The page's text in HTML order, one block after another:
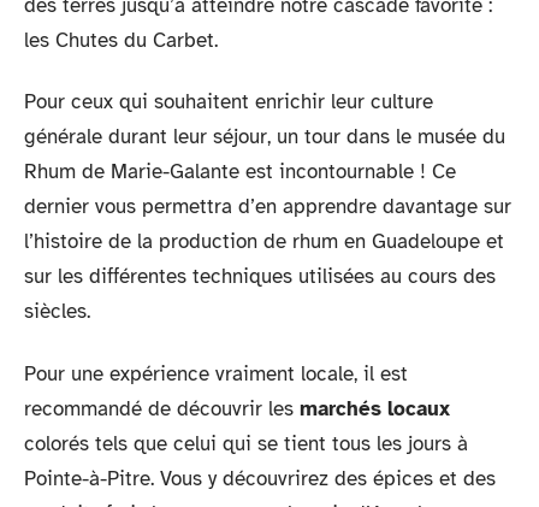
les Chutes du Carbet.
Pour ceux qui souhaitent enrichir leur culture
générale durant leur séjour, un tour dans le musée du
Rhum de Marie-Galante est incontournable ! Ce
dernier vous permettra d’en apprendre davantage sur
l’histoire de la production de rhum en Guadeloupe et
sur les différentes techniques utilisées au cours des
siècles.
Pour une expérience vraiment locale, il est
recommandé de découvrir les marchés locaux
colorés tels que celui qui se tient tous les jours à
Pointe-à-Pitre. Vous y découvrirez des épices et des